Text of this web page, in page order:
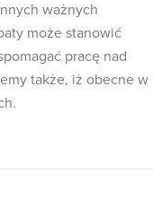
ważnych
może stanowić
pracę nad
także, iż obecne w